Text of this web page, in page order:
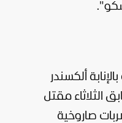
ألكسندر
مقتل
صاروخية